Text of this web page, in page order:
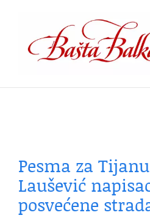
content
Pesma za
Laušević
posvećene